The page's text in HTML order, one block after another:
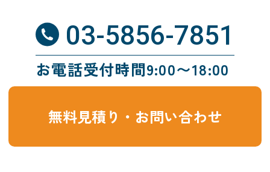
03-5856-7851
お電話受付時間9:00〜18:00
無料見積り・お問い合わせ